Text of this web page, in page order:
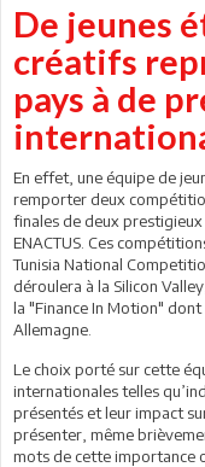
De jeunes
créatifs
pays à de
En effet, une équipe de
remporter deux
finales de deux
ENACTUS. Ces
Tunisia National
déroulera à la Silicon
la "Finance In Motion"
Allemagne.
Le choix porté sur cette
internationales telles
présentés et leur impact
présenter, même
mots de cette importance